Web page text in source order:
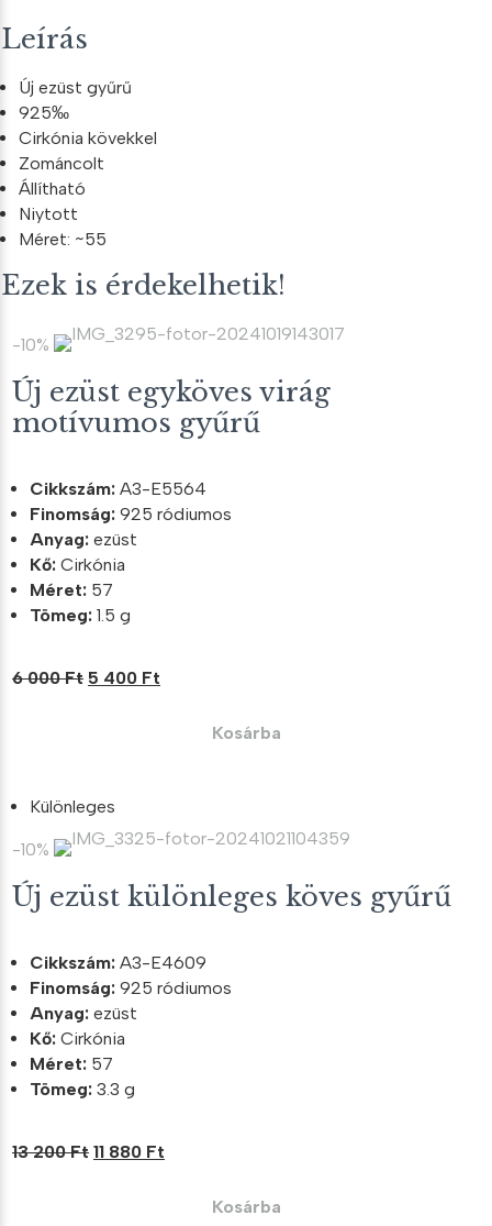
Leírás
Új ezüst gyűrű
925‰
Cirkónia kövekkel
Zománcolt
Állítható
Niytott
Méret: ~55
Ezek is érdekelhetik!
-10%
Új ezüst egyköves virág
motívumos gyűrű
Cikkszám: A3-E5564
Finomság: 925 ródiumos
Anyag: ezüst
Kő: Cirkónia
Méret: 57
Tömeg: 1.5 g
6 000Ft Original
5 400 Ft
Kosárba
Különleges
-10%
Új ezüst különleges köves gyűrű
Cikkszám: A3-E4609
Finomság: 925 ródiumos
Anyag: ezüst
Kő: Cirkónia
Méret: 57
Tömeg: 3.3 g
13 200Ft Original
11 880 Ft
Kosárba